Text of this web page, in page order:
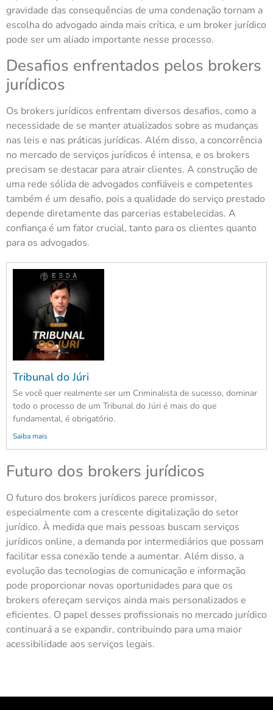
gravidade das consequências de uma condenação tornam a
escolha do advogado ainda mais crítica, e um broker jurídico
pode ser um aliado importante nesse processo.
Desafios enfrentados pelos brokers
jurídicos
Os brokers jurídicos enfrentam diversos desafios, como a
necessidade de se manter atualizados sobre as mudanças
nas leis e nas práticas jurídicas. Além disso, a concorrência
no mercado de serviços jurídicos é intensa, e os brokers
precisam se destacar para atrair clientes. A construção de
uma rede sólida de advogados confiáveis e competentes
também é um desafio, pois a qualidade do serviço prestado
depende diretamente das parcerias estabelecidas. A
confiança é um fator crucial, tanto para os clientes quanto
para os advogados.
Tribunal do Júri
Se você quer realmente ser um Criminalista de sucesso, dominar
todo o processo de um Tribunal do Júri é mais do que
fundamental, é obrigatório.
Saiba mais
Futuro dos brokers jurídicos
O futuro dos brokers jurídicos parece promissor,
especialmente com a crescente digitalização do setor
jurídico. À medida que mais pessoas buscam serviços
jurídicos online, a demanda por intermediários que possam
facilitar essa conexão tende a aumentar. Além disso, a
evolução das tecnologias de comunicação e informação
pode proporcionar novas oportunidades para que os
brokers ofereçam serviços ainda mais personalizados e
eficientes. O papel desses profissionais no mercado jurídico
continuará a se expandir, contribuindo para uma maior
acessibilidade aos serviços legais.